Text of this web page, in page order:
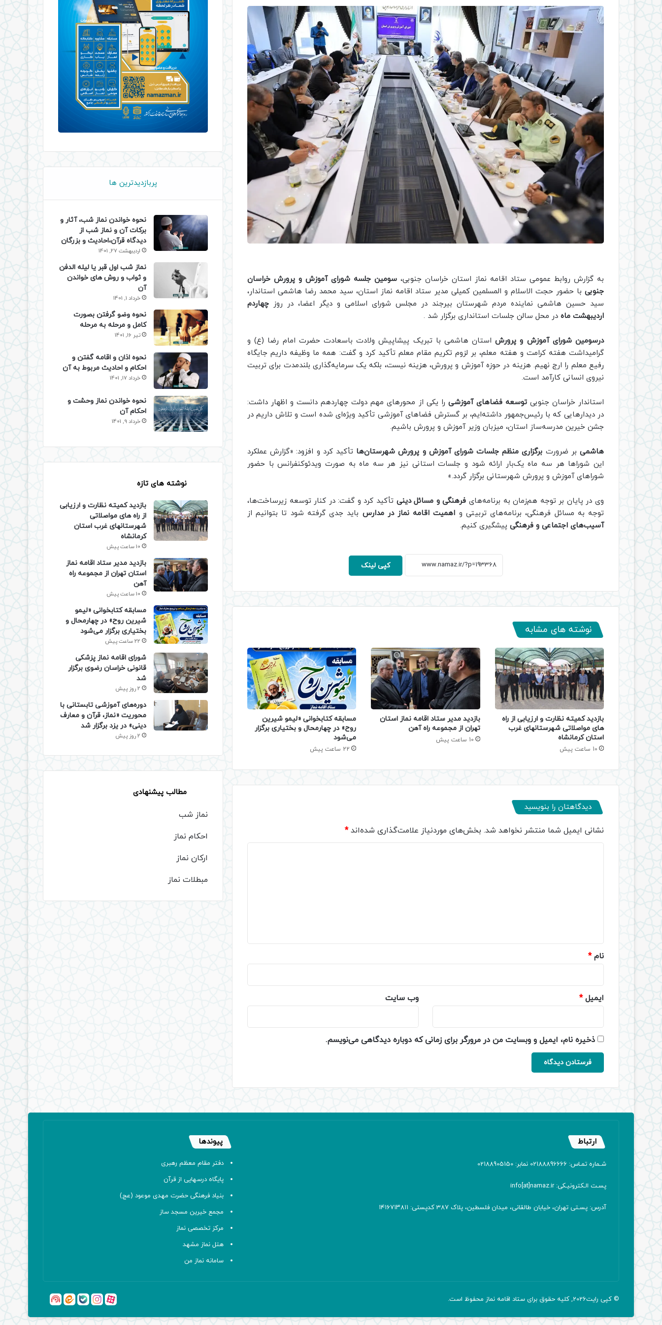
به گزارش روابط عمومی ستاد اقامه نماز استان خراسان جنوبی، سومین جلسه شورای آموزش و پرورش خراسان
جنوبی با حضور حجت الاسلام و المسلمین کمیلی مدیر ستاد اقامه نماز استان، سید محمد رضا هاشمی استاندار،
سید حسین هاشمی نماینده مردم شهرستان بیرجند در مجلس شورای اسلامی و دیگر اعضا، در روز چهاردم
اردیبهشت ماه در محل سالن جلسات استانداری برگزار شد .
درسومین شورای آموزش و پرورشاستان هاشمی با تبریک پیشاپیش ولادت باسعادت حضرت امام رضا (ع) و
گرامیداشت هفته کرامت و هفته معلم، بر لزوم تکریم مقام معلم تأکید کرد و گفت: همه ما وظیفه داریم جایگاه
رفیع معلم را ارج نهیم. هزینه در حوزه آموزش و پرورش، هزینه نیست، بلکه یک سرمایه‌گذاری بلندمدت برای تربیت
نیروی انسانی کارآمد است.
استاندار خراسان جنوبیتوسعه فضاهای آموزشی را یکی از محورهای مهم دولت چهاردهم دانست و اظهار داشت:
در دیدارهایی که با رئیس‌جمهور داشته‌ایم، بر گسترش فضاهای آموزشی تأکید ویژه‌ای شده است و تلاش داریم در
جشن خیرین مدرسه‌ساز استان، میزبان وزیر آموزش و پرورش باشیم.
هاشمی بر ضرورت برگزاری منظم جلسات شورای آموزش و پرورش شهرستان‌ها تأکید کرد و افزود: «گزارش عملکرد
این شوراها هر سه ماه یک‌بار ارائه شود و جلسات استانی نیز هر سه ماه به صورت ویدئوکنفرانس با حضور
شوراهای آموزش و پرورش شهرستانی برگزار گردد.»
وی در پایان بر توجه هم‌زمان به برنامه‌های فرهنگی و مسائل دینی تأکید کرد و گفت: در کنار توسعه زیرساخت‌ها،
توجه به مسائل فرهنگی، برنامه‌های تربیتی و اهمیت اقامه نماز در مدارس باید جدی گرفته شود تا بتوانیم از
آسیب‌های اجتماعی و فرهنگی پیشگیری کنیم.
کپی لینک
نوشته های مشابه
بازدید کمیته نظارت و ارزیابی از راه
های مواصلاتی شهرستانهای غرب
استان کرمانشاه
10 ساعت پیش
بازدید مدیر ستاد اقامه نماز استان
تهران از مجموعه راه آهن
10 ساعت پیش
مسابقه کتابخوانی «لیمو شیرین
روح» در چهارمحال و بختیاری برگزار
می‌شود
22 ساعت پیش
دیدگاهتان را بنویسید
نشانی ایمیل شما منتشر نخواهد شد. بخش‌های موردنیاز علامت‌گذاری شده‌اند*
نام*
ایمیل* وب‌ سایت
ذخیره نام، ایمیل و وبسایت من در مرورگر برای زمانی که دوباره دیدگاهی می‌نویسم.
پربازدیدترین ها
نحوه خواندن نماز شب، آثار و
برکات آن و نماز شب از
دیدگاه قرآن،احادیث و بزرگان
اردیبهشت 27, 1401
نماز شب اول قبر یا لیله الدفن
و ثواب و روش های خواندن
آن
خرداد 1, 1401
نحوه وضو گرفتن بصورت
کامل و مرحله به مرحله
تیر 16, 1401
نحوه اذان و اقامه گفتن و
احکام و احادیث مربوط به آن
خرداد 17, 1401
نحوه خواندن نماز وحشت و
احکام آن
خرداد 9, 1401
نوشته های تازه
بازدید کمیته نظارت و ارزیابی
از راه های مواصلاتی
شهرستانهای غرب استان
کرمانشاه
10 ساعت پیش
بازدید مدیر ستاد اقامه نماز
استان تهران از مجموعه راه
آهن
10 ساعت پیش
مسابقه کتابخوانی «لیمو
شیرین روح» در چهارمحال و
بختیاری برگزار می‌شود
22 ساعت پیش
شورای اقامه نماز پزشکی
قانونی خراسان رضوی برگزار
شد
2 روز پیش
دوره‌های آموزشی تابستانی با
محوریت «نماز، قرآن و معارف
دینی» در یزد برگزار شد
2 روز پیش
مطالب پیشنهادی
نماز شب
احکام نماز
ارکان نماز
مبطلات نماز
ارتباط
شـماره تمـاس: 02188896666 نمابر: 02188905150
پسـت الـکترونیـکی: info[at]namaz.ir
آدرس: پسـتی تهران، خیابان طالقانی، میدان فلسطین، پلاک 387 کدپستی: ۱۴۱۶۷۱۳۸۱۱
پیوندها
دفتر مقام معظم رهبری
پایگاه درسهایی از قرآن
بنیاد فرهنگی حضرت مهدی موعود (عج)
مجمع خیرین مسجد ساز
مرکز تخصصی نماز
هتل نماز مشهد
سامانه نماز من
© کپی رایت2026, کلیه حقوق برای ستاد اقامه نماز محفوظ است. آپارات اینستاگرام
بله ایتا